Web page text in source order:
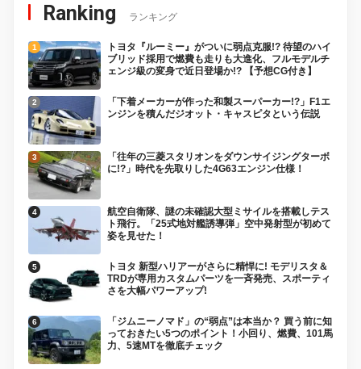
Ranking ランキング
トヨタ『ルーミー』がついに弱点克服!? 待望のハイ
ブリッド採用で燃費も走りも大進化、フルモデルチ
ェンジ級の変身で近日登場か!? 【予想CG付き】
「下着メーカーが作った和製スーパーカー!?」F1エ
ンジンを積んだジオット・キャスピタという伝説
「往年の三菱スタリオンをダウンサイジングターボ
に!?」時代を先取りした4G63エンジン仕様！
航空自衛隊、謎の未確認大型ミサイルを搭載しテス
ト飛行。「25式地対艦誘導弾」空中発射型が初めて
姿を見せた！
トヨタ 新型ハリアーがさらに精悍に! モデリスタ＆
TRDが専用カスタムパーツを一斉発売、スポーティ
さを大幅パワーアップ!
「ジムニーノマド」の“弱点”は本当か？ 買う前に知
っておきたい5つのポイント！小回り、燃費、101馬
力、5速MTを徹底チェック